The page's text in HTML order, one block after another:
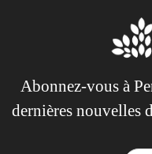
Abonnez-vous à
dernières nouvelles